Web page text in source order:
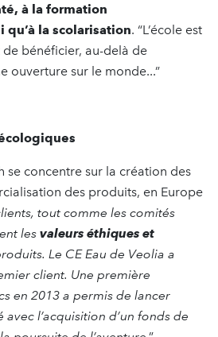
à la formation
la scolarisation. “L’école est
bénéficier, au-delà de
ouverture sur le monde...”
se concentre sur la création des
des produits, en Europe
tout comme les comités
les valeurs éthiques et
Le CE Eau de Veolia a
client. Une première
en 2013 a permis de lancer
l’acquisition d’un fonds de